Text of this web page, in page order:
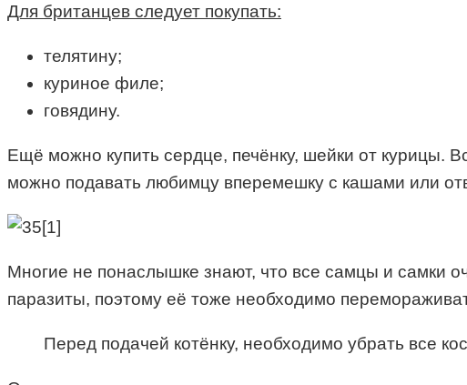
Для британцев следует покупать:
телятину;
куриное филе;
говядину.
Ещё можно купить сердце, печёнку, шейки от курицы.
можно подавать любимцу вперемешку с кашами или
Многие не понаслышке знают, что все самцы и самки
паразиты, поэтому её тоже необходимо
Перед подачей котёнку, необходимо убрать все